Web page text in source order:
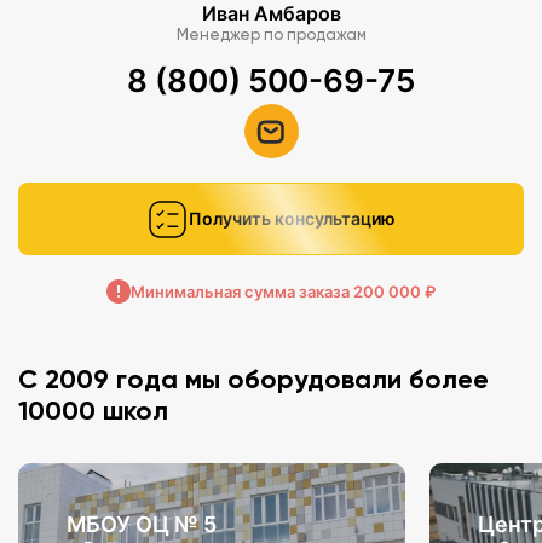
Иван Амбаров
Менеджер по продажам
8 (800) 500-69-75
Получить консультацию
Минимальная сумма заказа 200 000 ₽
С 2009 года мы оборудовали более
10000 школ
МБОУ ОЦ № 5